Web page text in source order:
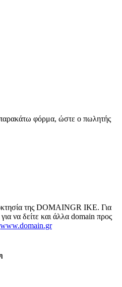
φόρμα, ώστε ο πωλητής
της DOMAINGR ΙΚΕ. Για
να δείτε και άλλα domain προς
www.domain.gr